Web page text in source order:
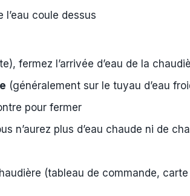
coule dessus
fermez l’arrivée d’eau de la
(généralement sur le tuyau d’eau
pour fermer
n’aurez plus d’eau chaude ni de
(tableau de commande,